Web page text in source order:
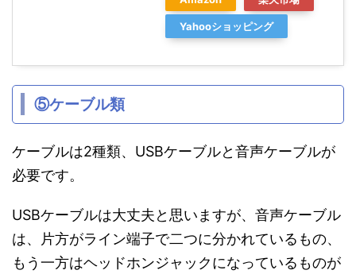
Yahooショッピング
⑤ケーブル類
ケーブルは2種類、USBケーブルと音声ケーブルが
必要です。
USBケーブルは大丈夫と思いますが、音声ケーブル
は、片方がライン端子で二つに分かれているもの、
もう一方はヘッドホンジャックになっているものが